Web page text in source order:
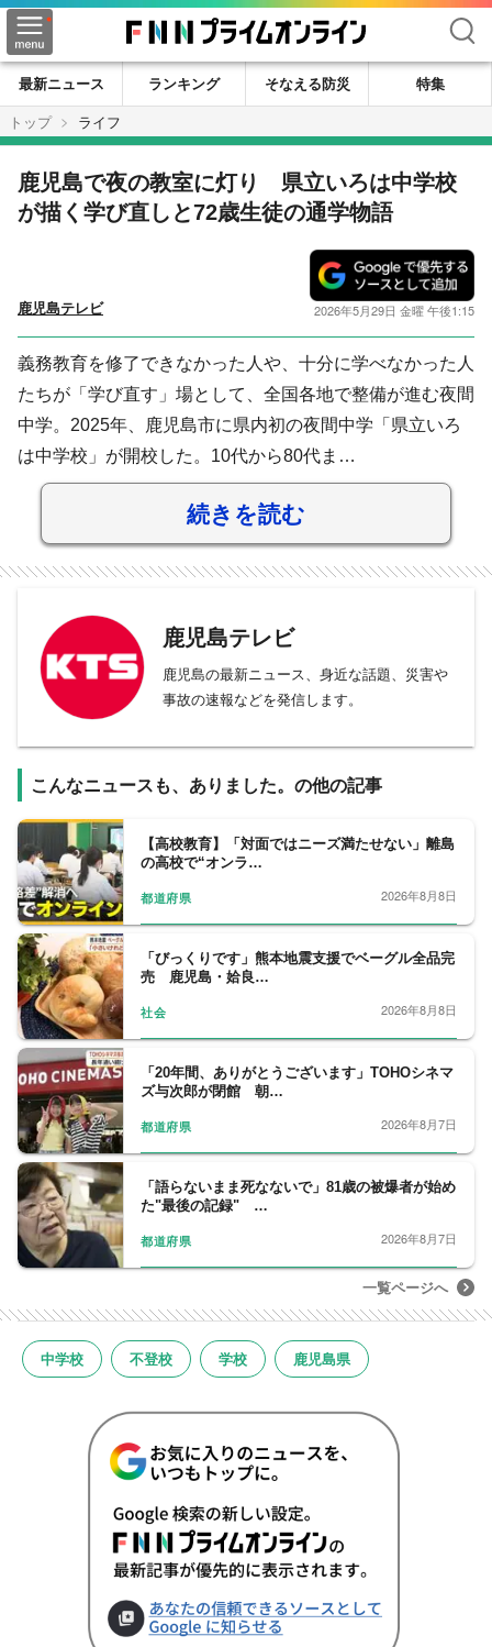
検索
最新ニュース ランキング そなえる防災
特集
トップ
ライフ
鹿児島で夜の教室に灯り 県立いろは中学校
が描く学び直しと72歳生徒の通学物語
鹿児島テレビ 2026年5月29日 金曜 午後1:15
義務教育を修了できなかった人や、十分に学べなかった人
たちが「学び直す」場として、全国各地で整備が進む夜間
中学。2025年、鹿児島市に県内初の夜間中学「県立いろ
は中学校」が開校した。10代から80代ま…
続きを読む
鹿児島テレビ
鹿児島の最新ニュース、身近な話題、災害や
事故の速報などを発信します。
こんなニュースも、ありました。の他の記事
【高校教育】「対面ではニーズ満たせない」離島
の高校で“オンラ…
都道府県 2026年8月8日
「びっくりです」熊本地震支援でベーグル全品完
売 鹿児島・姶良…
社会 2026年8月8日
「20年間、ありがとうございます」TOHOシネマ
ズ与次郎が閉館 朝…
都道府県 2026年8月7日
「語らないまま死なないで」81歳の被爆者が始め
た"最後の記録" …
都道府県 2026年8月7日
一覧ページへ
中学校 不登校 学校 鹿児島県